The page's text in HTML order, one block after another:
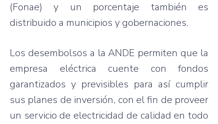
(Fonae) y un porcentaje también es
distribuido a municipios y gobernaciones.
Los desembolsos a la ANDE permiten que la
empresa eléctrica cuente con fondos
garantizados y previsibles para así cumplir
sus planes de inversión, con el fin de proveer
un servicio de electricidad de calidad en todo